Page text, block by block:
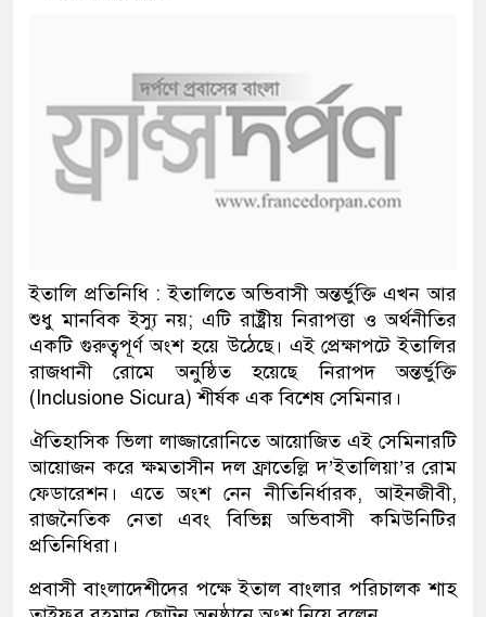
ইতালি প্রতিনিধি : ইতালিতে অভিবাসী অন্তর্ভুক্তি এখন আর
শুধু মানবিক ইস্যু নয়; এটি রাষ্ট্রীয় নিরাপত্তা ও অর্থনীতির
একটি গুরুত্বপূর্ণ অংশ হয়ে উঠেছে। এই প্রেক্ষাপটে ইতালির
রাজধানী রোমে অনুষ্ঠিত হয়েছে নিরাপদ অন্তর্ভুক্তি
(Inclusione Sicura) শীর্ষক এক বিশেষ সেমিনার।
ঐতিহাসিক ভিলা লাজ্জারোনিতে আয়োজিত এই সেমিনারটি
আয়োজন করে ক্ষমতাসীন দল ফ্রাতেল্লি দ’ইতালিয়া’র রোম
ফেডারেশন। এতে অংশ নেন নীতিনির্ধারক, আইনজীবী,
রাজনৈতিক নেতা এবং বিভিন্ন অভিবাসী কমিউনিটির
প্রতিনিধিরা।
প্রবাসী বাংলাদেশীদের পক্ষে ইতাল বাংলার পরিচালক শাহ